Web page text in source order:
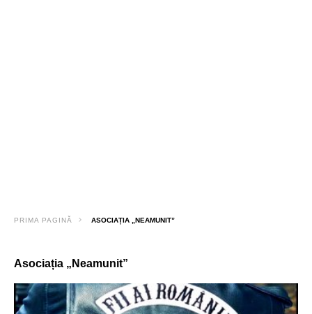
PRIMA PAGINĂ ASOCIAȚIA „NEAMUNIT”
Asociația „Neamunit”